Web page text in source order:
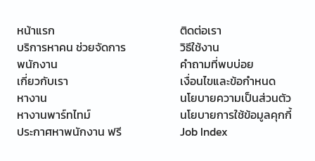
หน้าแรก
บริการหาคน ช่วยจัดการ
พนักงาน
เกี่ยวกับเรา
หางาน
หางานพาร์ทไทม์
ประกาศหาพนักงาน ฟรี
ติดต่อเรา
วิธีใช้งาน
คำถามที่พบบ่อย
เงื่อนไขและข้อกำหนด
นโยบายความเป็นส่วนตัว
นโยบายการใช้ข้อมูลคุกกี้
Job Index